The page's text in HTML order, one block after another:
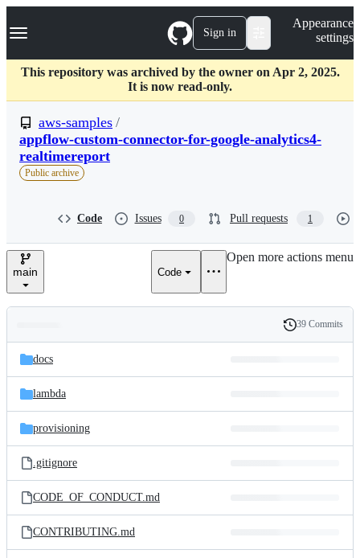
k
p
c
Navigation Menu Sign in
Appearance
settings
This repository was archived by the owner on Apr 2, 2025.
It is now read-only.
aws-samples /
appflow-custom-connector-for-google-analytics4-
realtimereport
Public archive
Code Issues 0 Pull requests 1
main Code
Open more actions menu
and
files
Latest
commit
History
39 Commits
docs
lambda
provisioning
.gitignore
CODE_OF_CONDUCT.md
CONTRIBUTING.md